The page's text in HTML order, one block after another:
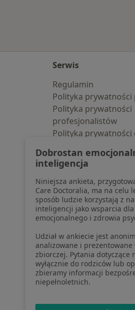
Serwis
Regulamin
Polityka prywatności
Polityka prywatności
profesjonalistów
Polityka prywatności
pozyskaliśmy
Polityka cookies
Jak działają wyniki
Dostępność
O nas
Praca Rekrutujemy!
Partnerzy
Centrum prasowe
Kontakt
Dobrostan
inteligencja
Niniejsza ankieta,
Care Doctoralia, ma na celu
sposób ludzie korzystają z
inteligencji jako wsparcia
emocjonalnego i zdrowia
Udział w ankiecie jest
analizowane i prezentowane
zbiorczej. Pytania dotyczące
wyłącznie do rodziców lub
zbieramy informacji
niepełnoletnich.